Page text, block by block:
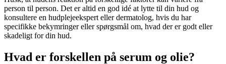
person til person. Det er altid en god idé at lytte til din hud og
konsultere en hudplejeekspert eller dermatolog, hvis du har
specifikke bekymringer eller spørgsmål om, hvad der er godt eller
skadeligt for din hud.
Hvad er forskellen på serum og olie?